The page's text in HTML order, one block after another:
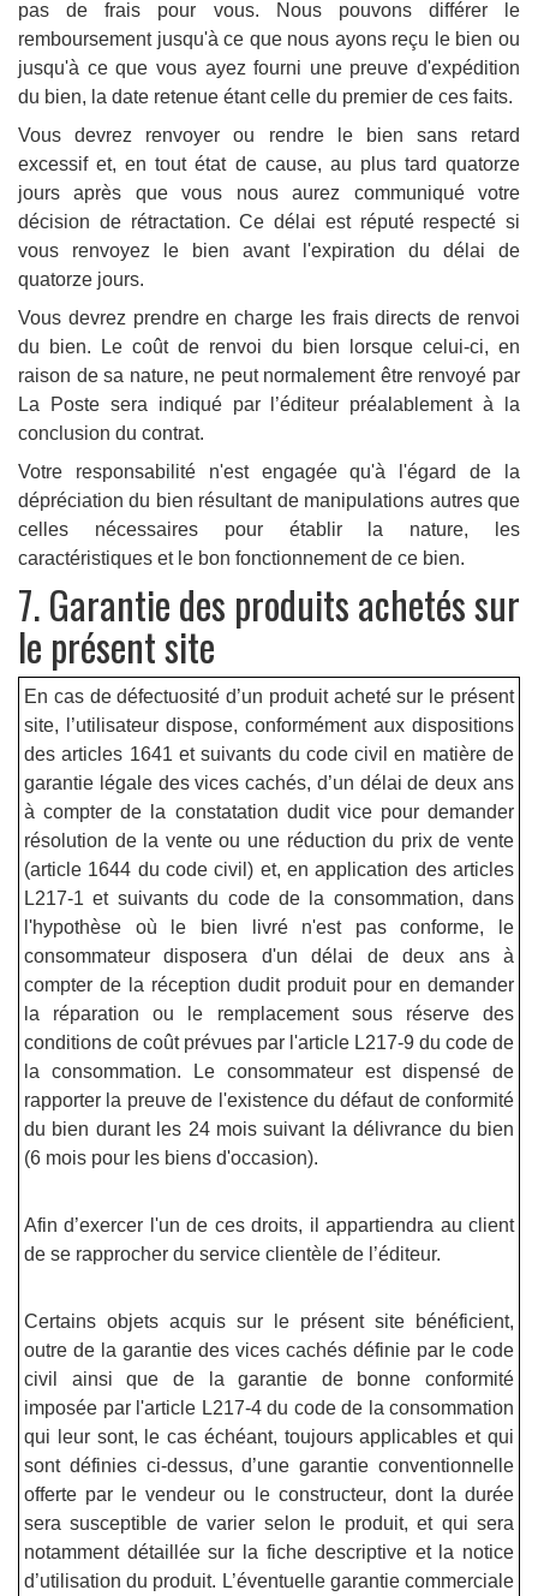
pas de frais pour vous. Nous pouvons différer le
remboursement jusqu'à ce que nous ayons reçu le bien ou
jusqu'à ce que vous ayez fourni une preuve d'expédition
du bien, la date retenue étant celle du premier de ces faits.
Vous devrez renvoyer ou rendre le bien sans retard
excessif et, en tout état de cause, au plus tard quatorze
jours après que vous nous aurez communiqué votre
décision de rétractation. Ce délai est réputé respecté si
vous renvoyez le bien avant l'expiration du délai de
quatorze jours.
Vous devrez prendre en charge les frais directs de renvoi
du bien. Le coût de renvoi du bien lorsque celui-ci, en
raison de sa nature, ne peut normalement être renvoyé par
La Poste sera indiqué par l’éditeur préalablement à la
conclusion du contrat.
Votre responsabilité n'est engagée qu'à l'égard de la
dépréciation du bien résultant de manipulations autres que
celles nécessaires pour établir la nature, les
caractéristiques et le bon fonctionnement de ce bien.
7. Garantie des produits achetés sur
le présent site
En cas de défectuosité d’un produit acheté sur le présent
site, l’utilisateur dispose, conformément aux dispositions
des articles 1641 et suivants du code civil en matière de
garantie légale des vices cachés, d’un délai de deux ans
à compter de la constatation dudit vice pour demander
résolution de la vente ou une réduction du prix de vente
(article 1644 du code civil) et, en application des articles
L217-1 et suivants du code de la consommation, dans
l'hypothèse où le bien livré n'est pas conforme, le
consommateur disposera d'un délai de deux ans à
compter de la réception dudit produit pour en demander
la réparation ou le remplacement sous réserve des
conditions de coût prévues par l'article L217-9 du code de
la consommation. Le consommateur est dispensé de
rapporter la preuve de l'existence du défaut de conformité
du bien durant les 24 mois suivant la délivrance du bien
(6 mois pour les biens d'occasion).
Afin d’exercer l'un de ces droits, il appartiendra au client
de se rapprocher du service clientèle de l’éditeur.
Certains objets acquis sur le présent site bénéficient,
outre de la garantie des vices cachés définie par le code
civil ainsi que de la garantie de bonne conformité
imposée par l'article L217-4 du code de la consommation
qui leur sont, le cas échéant, toujours applicables et qui
sont définies ci-dessus, d’une garantie conventionnelle
offerte par le vendeur ou le constructeur, dont la durée
sera susceptible de varier selon le produit, et qui sera
notamment détaillée sur la fiche descriptive et la notice
d’utilisation du produit. L’éventuelle garantie commerciale